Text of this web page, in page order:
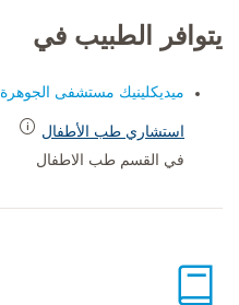
يتوافر الطبيب في
ميديكلينيك مستشفى الجوهرة
استشاري طب الأطفال
في القسم طب الاطفال